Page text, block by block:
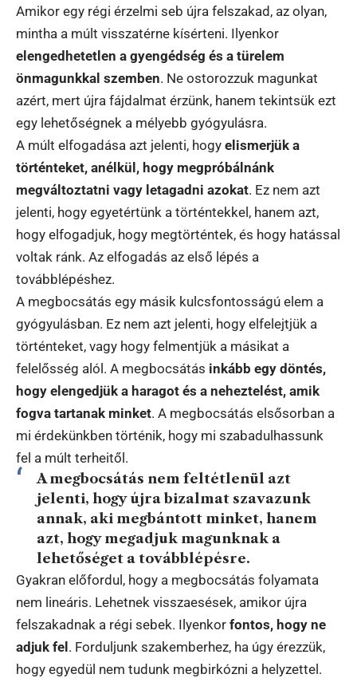
Amikor egy régi érzelmi seb újra felszakad, az olyan,
mintha a múlt visszatérne kísérteni. Ilyenkor
elengedhetetlen a gyengédség és a türelem
önmagunkkal szemben. Ne ostorozzuk magunkat
azért, mert újra fájdalmat érzünk, hanem tekintsük ezt
egy lehetőségnek a mélyebb gyógyulásra.
A múlt elfogadása azt jelenti, hogy elismerjük a
történteket, anélkül, hogy megpróbálnánk
megváltoztatni vagy letagadni azokat. Ez nem azt
jelenti, hogy egyetértünk a történtekkel, hanem azt,
hogy elfogadjuk, hogy megtörténtek, és hogy hatással
voltak ránk. Az elfogadás az első lépés a
továbblépéshez.
A megbocsátás egy másik kulcsfontosságú elem a
gyógyulásban. Ez nem azt jelenti, hogy elfelejtjük a
történteket, vagy hogy felmentjük a másikat a
felelősség alól. A megbocsátás inkább egy döntés,
hogy elengedjük a haragot és a neheztelést, amik
fogva tartanak minket. A megbocsátás elsősorban a
mi érdekünkben történik, hogy mi szabadulhassunk
fel a múlt terheitől.
A megbocsátás nem feltétlenül azt
jelenti, hogy újra bizalmat szavazunk
annak, aki megbántott minket, hanem
azt, hogy megadjuk magunknak a
lehetőséget a továbblépésre.
Gyakran előfordul, hogy a megbocsátás folyamata
nem lineáris. Lehetnek visszaesések, amikor újra
felszakadnak a régi sebek. Ilyenkor fontos, hogy ne
adjuk fel. Forduljunk szakemberhez, ha úgy érezzük,
hogy egyedül nem tudunk megbirkózni a helyzettel.